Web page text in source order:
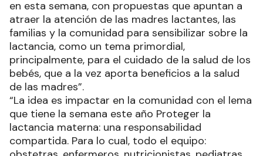
en esta semana, con propuestas que apuntan a
atraer la atención de las madres lactantes, las
familias y la comunidad para sensibilizar sobre la
lactancia, como un tema primordial,
principalmente, para el cuidado de la salud de los
bebés, que a la vez aporta beneficios a la salud
de las madres”.
“La idea es impactar en la comunidad con el lema
que tiene la semana este año Proteger la
lactancia materna: una responsabilidad
compartida. Para lo cual, todo el equipo: